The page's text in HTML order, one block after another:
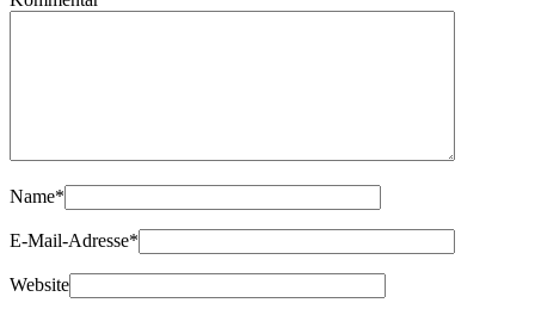
Name*
E-Mail-Adresse*
Website